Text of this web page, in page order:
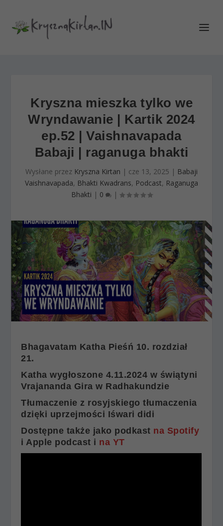
Kryszna mieszka tylko we
Wryndawanie | Kartik 2024
ep.52 | Vaishnavapada
Babaji | raganuga bhakti
Wysłane przez Kryszna Kirtan | cze 13, 2025 | Babaji
Vaishnavapada, Bhakti Kwadrans, Podcast, Raganuga
Bhakti | 0 |
Bhagavatam Katha Pieśń 10. rozdział
21.
Katha wygłoszone 4.11.2024 w świątyni
Vrajananda Gira w Radhakundzie
Tłumaczenie z rosyjskiego tłumaczenia
dzięki uprzejmości Iśwari didi
Dostępne także jako podkast na Spotify
i Apple podcast i na YT